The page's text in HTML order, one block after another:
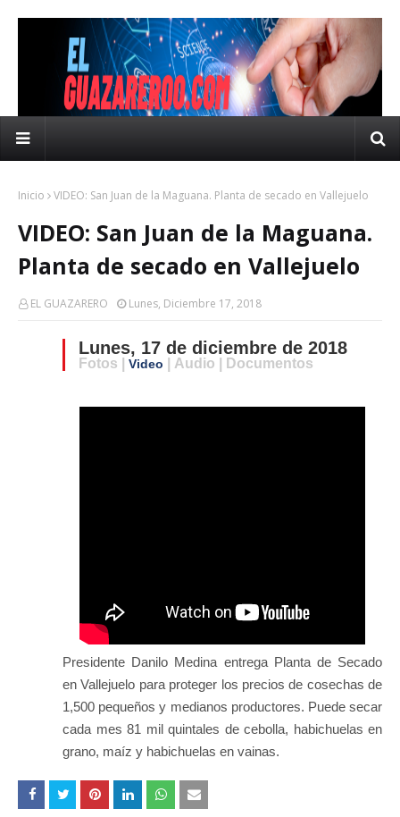
Inicio VIDEO: San Juan de la Maguana. Planta de secado en Vallejuelo
VIDEO: San Juan de la Maguana.
Planta de secado en Vallejuelo
EL GUAZARERO Lunes, Diciembre 17, 2018
Lunes, 17 de diciembre de 2018
Fotos | Video | Audio | Documentos
Presidente Danilo Medina entrega Planta de Secado
en Vallejuelo para proteger los precios de cosechas de
1,500 pequeños y medianos productores. Puede secar
cada mes 81 mil quintales de cebolla, habichuelas en
grano, maíz y habichuelas en vainas.